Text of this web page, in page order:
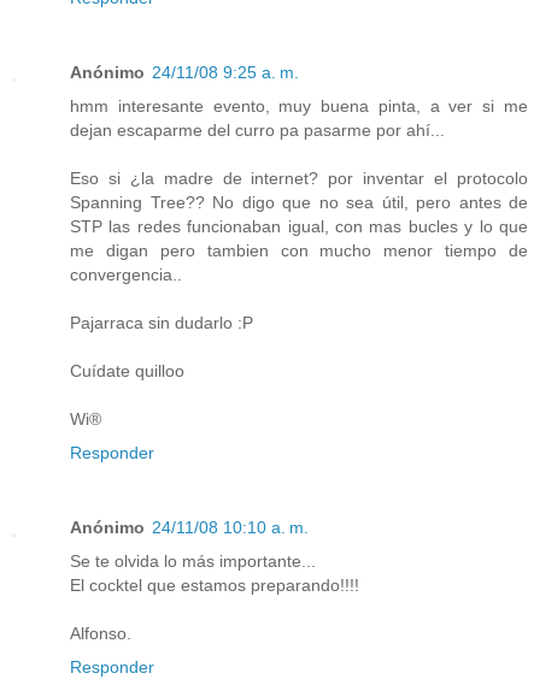
Anónimo 24/11/08 9:25 a. m.
hmm interesante evento, muy buena pinta, a ver si me
dejan escaparme del curro pa pasarme por ahí...
Eso si ¿la madre de internet? por inventar el protocolo
Spanning Tree?? No digo que no sea útil, pero antes de
STP las redes funcionaban igual, con mas bucles y lo que
me digan pero tambien con mucho menor tiempo de
convergencia..
Pajarraca sin dudarlo :P
Cuídate quilloo
Wi®
Responder
Anónimo 24/11/08 10:10 a. m.
Se te olvida lo más importante...
El cocktel que estamos preparando!!!!
Alfonso.
Responder